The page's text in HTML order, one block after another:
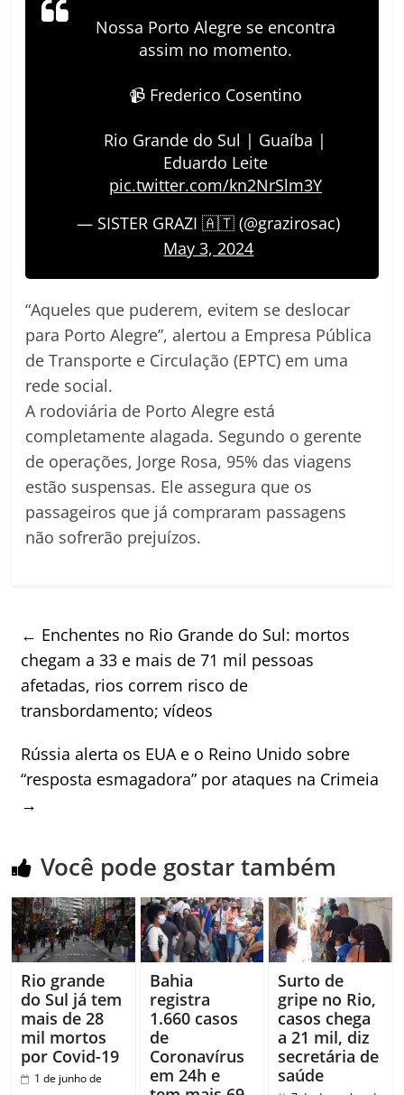
Nossa Porto Alegre se encontra
assim no momento.
📹 Frederico Cosentino
Rio Grande do Sul | Guaíba |
Eduardo Leite
pic.twitter.com/kn2NrSlm3Y
— SISTER GRAZI 🇦🇹 (@grazirosac)
May 3, 2024
“Aqueles que puderem, evitem se deslocar
para Porto Alegre”, alertou a Empresa Pública
de Transporte e Circulação (EPTC) em uma
rede social.
A rodoviária de Porto Alegre está
completamente alagada. Segundo o gerente
de operações, Jorge Rosa, 95% das viagens
estão suspensas. Ele assegura que os
passageiros que já compraram passagens
não sofrerão prejuízos.
← Enchentes no Rio Grande do Sul: mortos
chegam a 33 e mais de 71 mil pessoas
afetadas, rios correm risco de
transbordamento; vídeos
Rússia alerta os EUA e o Reino Unido sobre
“resposta esmagadora” por ataques na Crimeia
→
Você pode gostar também
Rio grande
do Sul já tem
mais de 28
mil mortos
por Covid-19
1 de junho de
Bahia
registra
1.660 casos
de
Coronavírus
em 24h e
Surto de
gripe no Rio,
casos chega
a 21 mil, diz
secretária de
saúde